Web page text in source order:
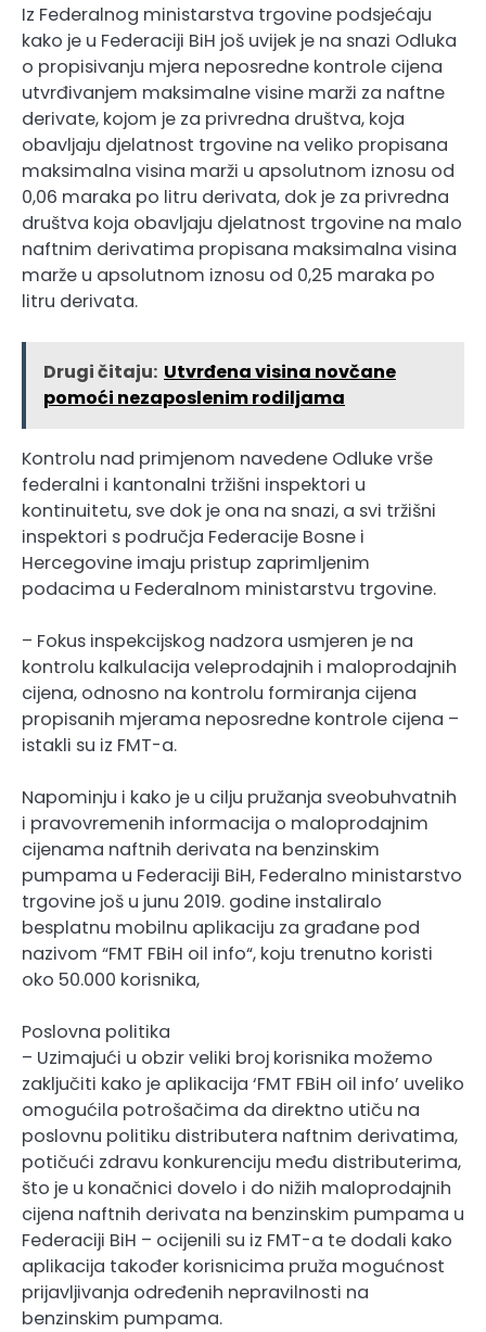
Iz Federalnog ministarstva trgovine podsjećaju
kako je u Federaciji BiH još uvijek je na snazi Odluka
o propisivanju mjera neposredne kontrole cijena
utvrđivanjem maksimalne visine marži za naftne
derivate, kojom je za privredna društva, koja
obavljaju djelatnost trgovine na veliko propisana
maksimalna visina marži u apsolutnom iznosu od
0,06 maraka po litru derivata, dok je za privredna
društva koja obavljaju djelatnost trgovine na malo
naftnim derivatima propisana maksimalna visina
marže u apsolutnom iznosu od 0,25 maraka po
litru derivata.
Drugi čitaju: Utvrđena visina novčane
pomoći nezaposlenim rodiljama
Kontrolu nad primjenom navedene Odluke vrše
federalni i kantonalni tržišni inspektori u
kontinuitetu, sve dok je ona na snazi, a svi tržišni
inspektori s područja Federacije Bosne i
Hercegovine imaju pristup zaprimljenim
podacima u Federalnom ministarstvu trgovine.
– Fokus inspekcijskog nadzora usmjeren je na
kontrolu kalkulacija veleprodajnih i maloprodajnih
cijena, odnosno na kontrolu formiranja cijena
propisanih mjerama neposredne kontrole cijena –
istakli su iz FMT-a.
Napominju i kako je u cilju pružanja sveobuhvatnih
i pravovremenih informacija o maloprodajnim
cijenama naftnih derivata na benzinskim
pumpama u Federaciji BiH, Federalno ministarstvo
trgovine još u junu 2019. godine instaliralo
besplatnu mobilnu aplikaciju za građane pod
nazivom “FMT FBiH oil info“, koju trenutno koristi
oko 50.000 korisnika,
Poslovna politika
– Uzimajući u obzir veliki broj korisnika možemo
zaključiti kako je aplikacija ‘FMT FBiH oil info’ uveliko
omogućila potrošačima da direktno utiču na
poslovnu politiku distributera naftnim derivatima,
potičući zdravu konkurenciju među distributerima,
što je u konačnici dovelo i do nižih maloprodajnih
cijena naftnih derivata na benzinskim pumpama u
Federaciji BiH – ocijenili su iz FMT-a te dodali kako
aplikacija također korisnicima pruža mogućnost
prijavljivanja određenih nepravilnosti na
benzinskim pumpama.